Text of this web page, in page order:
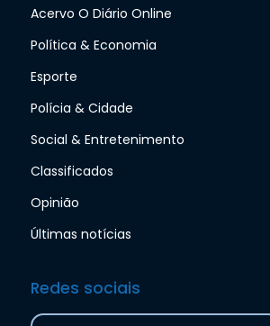
Acervo O Diário Online
Política & Economia
Esporte
Polícia & Cidade
Social & Entretenimento
Classificados
Opinião
Últimas notícias
Redes sociais